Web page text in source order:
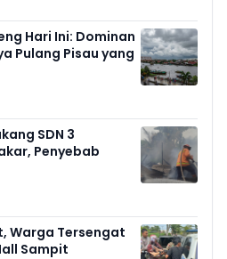
Hari Ini: Dominan
Pulang Pisau yang
SDN 3
Penyebab
Warga Tersengat
Sampit